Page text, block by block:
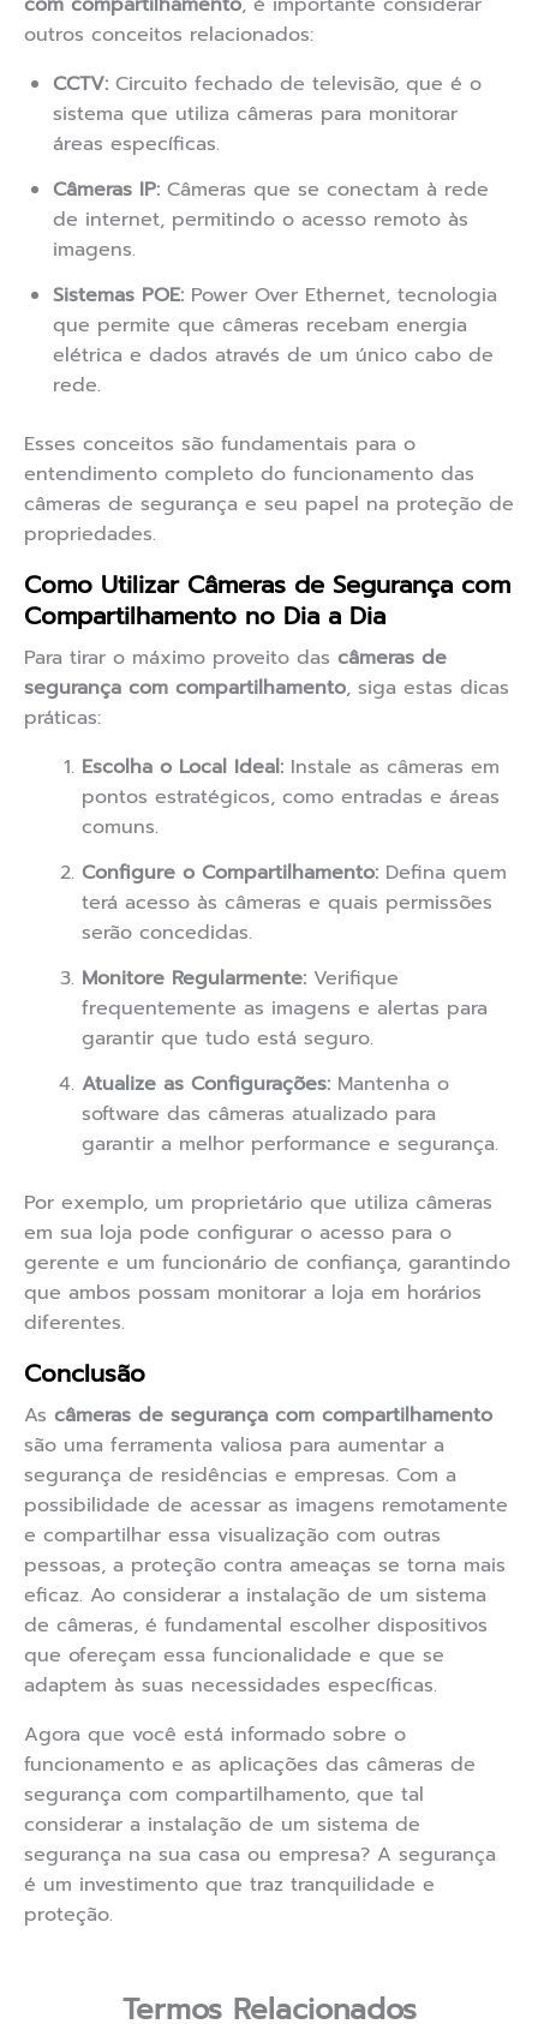
outros conceitos relacionados:
CCTV: Circuito fechado de televisão, que é o
sistema que utiliza câmeras para monitorar
áreas específicas.
Câmeras IP: Câmeras que se conectam à rede
de internet, permitindo o acesso remoto às
imagens.
Sistemas POE: Power Over Ethernet, tecnologia
que permite que câmeras recebam energia
elétrica e dados através de um único cabo de
rede.
Esses conceitos são fundamentais para o
entendimento completo do funcionamento das
câmeras de segurança e seu papel na proteção de
propriedades.
Como Utilizar Câmeras de Segurança com
Compartilhamento no Dia a Dia
Para tirar o máximo proveito das câmeras de
segurança com compartilhamento, siga estas dicas
práticas:
Escolha o Local Ideal: Instale as câmeras em
pontos estratégicos, como entradas e áreas
comuns.
Configure o Compartilhamento: Defina quem
terá acesso às câmeras e quais permissões
serão concedidas.
Monitore Regularmente: Verifique
frequentemente as imagens e alertas para
garantir que tudo está seguro.
Atualize as Configurações: Mantenha o
software das câmeras atualizado para
garantir a melhor performance e segurança.
Por exemplo, um proprietário que utiliza câmeras
em sua loja pode configurar o acesso para o
gerente e um funcionário de confiança, garantindo
que ambos possam monitorar a loja em horários
diferentes.
Conclusão
As câmeras de segurança com compartilhamento
são uma ferramenta valiosa para aumentar a
segurança de residências e empresas. Com a
possibilidade de acessar as imagens remotamente
e compartilhar essa visualização com outras
pessoas, a proteção contra ameaças se torna mais
eficaz. Ao considerar a instalação de um sistema
de câmeras, é fundamental escolher dispositivos
que ofereçam essa funcionalidade e que se
adaptem às suas necessidades específicas.
Agora que você está informado sobre o
funcionamento e as aplicações das câmeras de
segurança com compartilhamento, que tal
considerar a instalação de um sistema de
segurança na sua casa ou empresa? A segurança
é um investimento que traz tranquilidade e
proteção.
Termos Relacionados